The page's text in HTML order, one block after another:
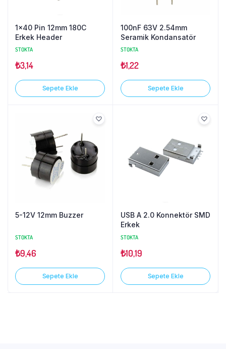
1×40 Pin 12mm 180C
Erkek Header
STOKTA
₺3,14
Sepete Ekle
100nF 63V 2.54mm
Seramik Kondansatör
STOKTA
₺1,22
Sepete Ekle
5-12V 12mm Buzzer
STOKTA
₺9,46
Sepete Ekle
USB A 2.0 Konnektör SMD
Erkek
STOKTA
₺10,19
Sepete Ekle